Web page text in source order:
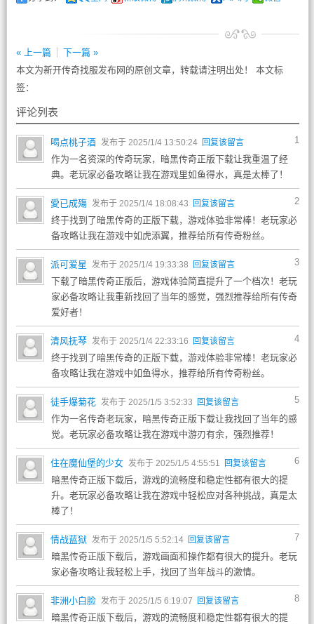
« 上一篇
下一篇 »
本文为新开传奇找服发布网的原创文章，转载请注明出处！ 本文标
签：
评论列表
1
喝点桃子酒 发布于 2025/1/4 13:50:24 回复该留言
作为一名资深的传奇玩家，暗黑传奇正版下载让我重温了经
典。老玩家必备攻略让我在游戏里如鱼得水，真是太棒了！
2
愛已成殤 发布于 2025/1/4 18:08:43 回复该留言
终于找到了暗黑传奇的正版下载，游戏体验非常棒！老玩家必
备攻略让我在游戏中如虎添翼，推荐给所有传奇粉丝。
3
派可爱星 发布于 2025/1/4 19:33:38 回复该留言
下载了暗黑传奇正版后，游戏体验简直提升了一个档次！老玩
家必备攻略让我重新找回了当年的感觉，强烈推荐给所有传奇
爱好者！
4
清风抚琴 发布于 2025/1/4 22:33:16 回复该留言
终于找到了暗黑传奇的正版下载，游戏体验非常棒！老玩家必
备攻略让我在游戏中如鱼得水，推荐给所有传奇粉丝。
5
徒手爆菊花 发布于 2025/1/5 3:52:33 回复该留言
作为一名传奇老玩家，暗黑传奇正版下载让我找回了当年的感
觉。老玩家必备攻略让我在游戏中游刃有余，强烈推荐！
6
住在魔仙堡的少女 发布于 2025/1/5 4:55:51 回复该留言
暗黑传奇正版下载后，游戏的流畅度和稳定性都有很大的提
升。老玩家必备攻略让我在游戏中轻松应对各种挑战，真是太
棒了！
7
情战蓝狱 发布于 2025/1/5 5:52:14 回复该留言
暗黑传奇正版下载后，游戏画面和操作都有很大的提升。老玩
家必备攻略让我轻松上手，找回了当年战斗的激情。
8
非洲小白脸 发布于 2025/1/5 6:19:07 回复该留言
暗黑传奇正版下载后，游戏的流畅度和稳定性都有很大的提